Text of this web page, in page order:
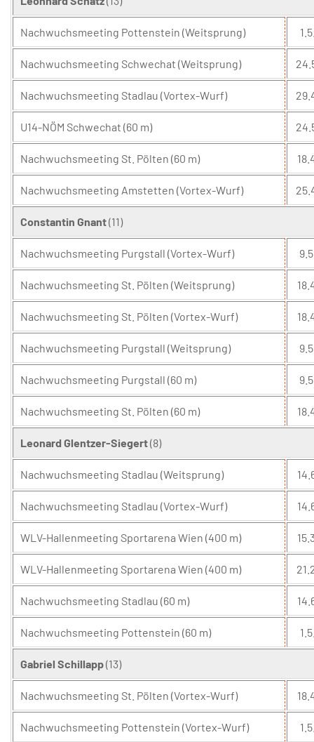
Nachwuchsmeeting Pottenstein (Weitsprung)
Nachwuchsmeeting Schwechat (Weitsprung)
Nachwuchsmeeting Stadlau (Vortex-Wurf)
U14-NÖM Schwechat (60 m)
Nachwuchsmeeting St. Pölten (60 m)
Nachwuchsmeeting Amstetten (Vortex-Wurf)
Constantin Gnant(11)
Nachwuchsmeeting Purgstall (Vortex-Wurf)
Nachwuchsmeeting St. Pölten (Weitsprung)
Nachwuchsmeeting St. Pölten (Vortex-Wurf)
Nachwuchsmeeting Purgstall (Weitsprung)
Nachwuchsmeeting Purgstall (60 m)
Nachwuchsmeeting St. Pölten (60 m)
Leonard Glentzer-Siegert(8)
Nachwuchsmeeting Stadlau (Weitsprung)
Nachwuchsmeeting Stadlau (Vortex-Wurf)
WLV-Hallenmeeting Sportarena Wien (400 m)
WLV-Hallenmeeting Sportarena Wien (400 m)
Nachwuchsmeeting Stadlau (60 m)
Nachwuchsmeeting Pottenstein (60 m)
Gabriel Schillapp(13)
Nachwuchsmeeting St. Pölten (Vortex-Wurf)
Nachwuchsmeeting Pottenstein (Vortex-Wurf)